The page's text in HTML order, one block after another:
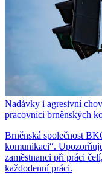
Nadávky i agresivní
pracovníci brněnských
Brněnská společnost
komunikaci“.
zaměstnanci při práci
každodenní práci.